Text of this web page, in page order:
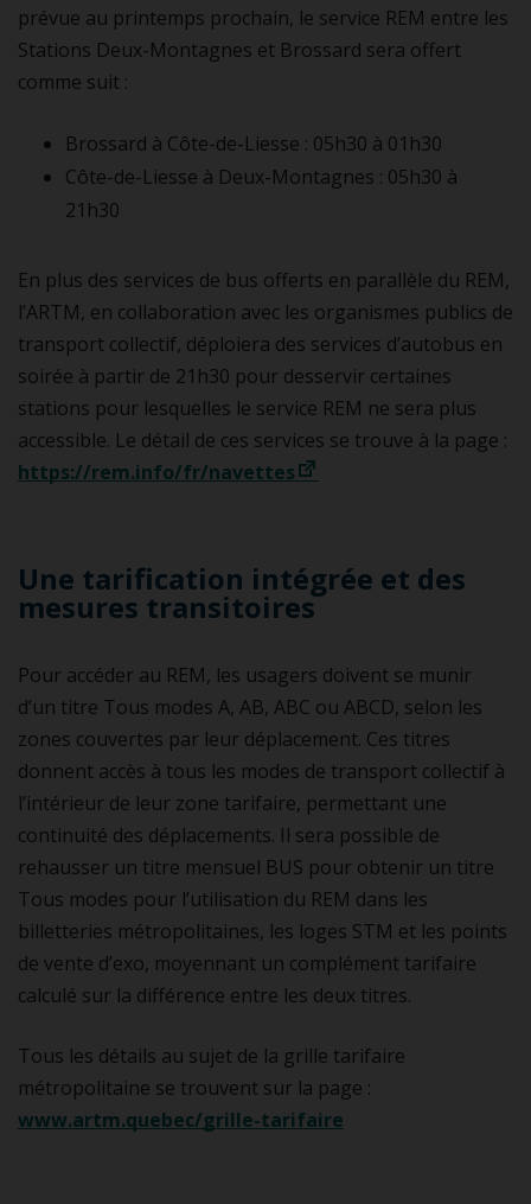
prévue au printemps prochain, le service REM entre les
Stations Deux-Montagnes et Brossard sera offert
comme suit :
Brossard à Côte-de-Liesse : 05h30 à 01h30​
Côte-de-Liesse à Deux-Montagnes : 05h30 à
21h30
En plus des services de bus offerts en parallèle du REM,
l’ARTM, en collaboration avec les organismes publics de
transport collectif, déploiera des services d’autobus en
soirée à partir de 21h30 pour desservir certaines
stations pour lesquelles le service REM ne sera plus
accessible. Le détail de ces services se trouve à la page :
https://rem.info/fr/navettes
Une tarification intégrée et des
mesures transitoires
Pour accéder au REM, les usagers doivent se munir
d’un titre Tous modes A, AB, ABC ou ABCD, selon les
zones couvertes par leur déplacement. Ces titres
donnent accès à tous les modes de transport collectif à
l’intérieur de leur zone tarifaire, permettant une
continuité des déplacements. Il sera possible de
rehausser un titre mensuel BUS pour obtenir un titre
Tous modes pour l’utilisation du REM dans les
billetteries métropolitaines, les loges STM et les points
de vente d’exo, moyennant un complément tarifaire
calculé sur la différence entre les deux titres.
Tous les détails au sujet de la grille tarifaire
métropolitaine se trouvent sur la page :
www.artm.quebec/grille-tarifaire